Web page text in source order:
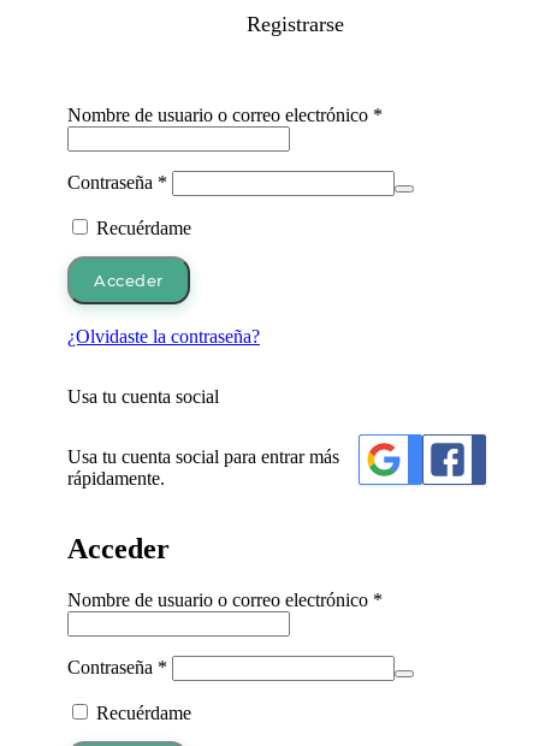
Registrarse
Nombre de usuario o correo electrónico *
Contraseña *
Recuérdame
Acceder
¿Olvidaste la contraseña?
Usa tu cuenta social
Usa tu cuenta social para entrar más
rápidamente.
Acceder
Nombre de usuario o correo electrónico *
Contraseña *
Recuérdame